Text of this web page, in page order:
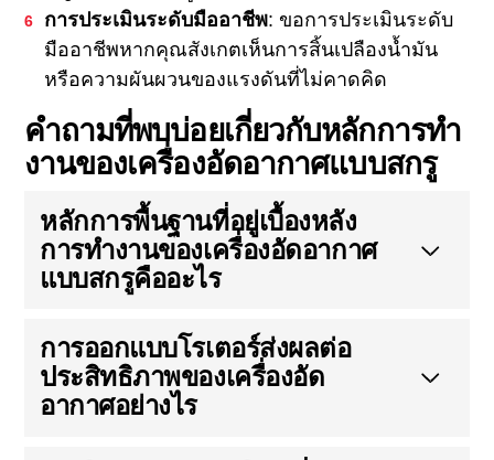
การประเมินระดับมืออาชีพ: ขอการประเมินระดับ
มืออาชีพหากคุณสังเกตเห็นการสิ้นเปลืองน้ำมัน
หรือความผันผวนของแรงดันที่ไม่คาดคิด
คําถามที่พบบ่อยเกี่ยวกับหลักการทํา
งานของเครื่องอัดอากาศแบบสกรู
หลักการพื้นฐานที่อยู่เบื้องหลัง
การทํางานของเครื่องอัดอากาศ
แบบสกรูคืออะไร
การออกแบบโรเตอร์ส่งผลต่อ
ประสิทธิภาพของเครื่องอัด
อากาศอย่างไร